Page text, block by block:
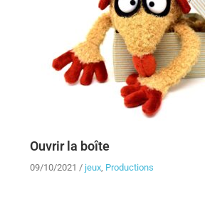
Ouvrir la boîte
09/10/2021 / jeux, Productions